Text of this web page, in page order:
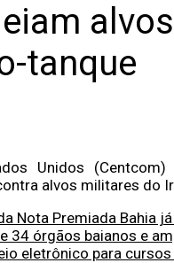
tanque
Unidos
alvos militares do
Nota Premiada Bahia
34 órgãos baianos e
eletrônico para